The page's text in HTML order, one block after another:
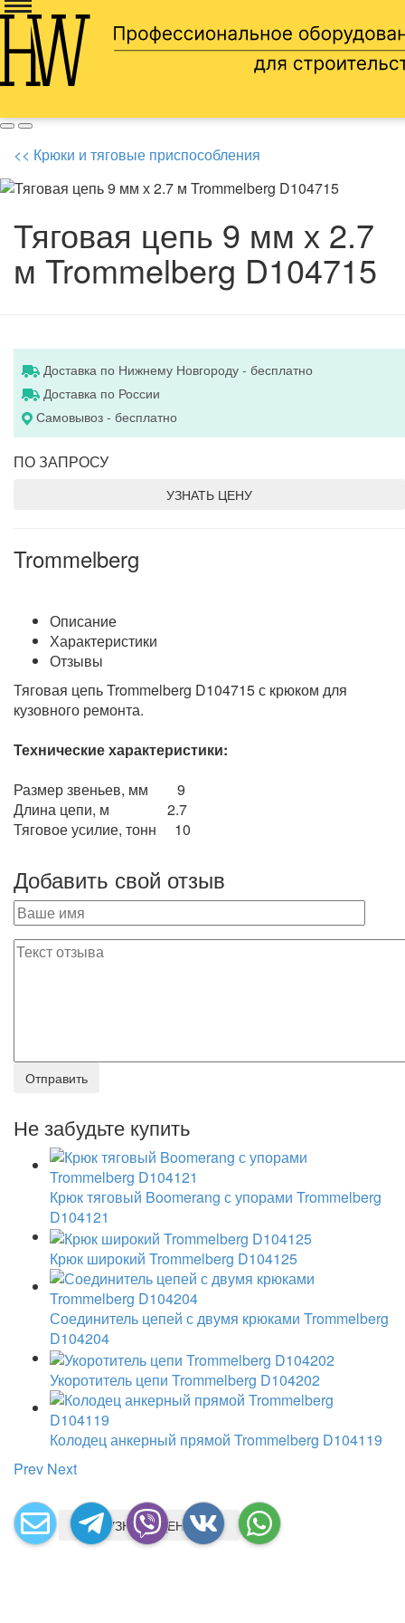
Доставка по всей россии
8 905 669 66 13
<< Крюки и тяговые приспособления
Тяговая цепь 9 мм х 2.7
м Trommelberg D104715
Доставка по Нижнему Новгороду - бесплатно
Доставка по России
Самовывоз - бесплатно
ПО ЗАПРОСУ
УЗНАТЬ ЦЕНУ
Trommelberg
Описание
Характеристики
Отзывы
Тяговая цепь Trommelberg D104715 с крюком для
кузовного ремонта.
Технические характеристики:
Размер звеньев, мм 9
Длина цепи, м 2.7
Тяговое усилие, тонн 10
Добавить свой отзыв
Не забудьте купить
Крюк тяговый Boomerang с упорами Trommelberg
D104121
УЗНАТЬ ЦЕНУ
Крюк широкий Trommelberg D104125
УЗНАТЬ ЦЕНУ
Соединитель цепей с двумя крюками Trommelberg
D104204
УЗНАТЬ ЦЕНУ
Укоротитель цепи Trommelberg D104202
УЗНАТЬ ЦЕНУ
Колодец анкерный прямой Trommelberg D104119
УЗНАТЬ ЦЕНУ
Prev Next